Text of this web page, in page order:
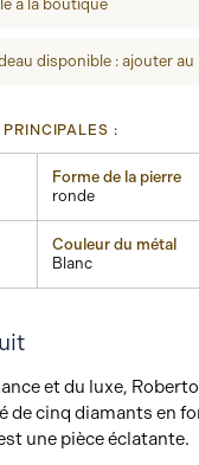
à la boutique
disponible : ajouter
:
Forme de la pierre
ronde
Couleur du métal
Blanc
et du luxe,
de cinq diamants en
une pièce éclatante.